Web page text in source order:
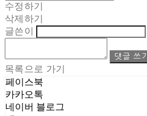
수정하기
삭제하기
글쓴이
댓글 쓰기
목록으로 가기
페이스북
카카오톡
네이버 블로그